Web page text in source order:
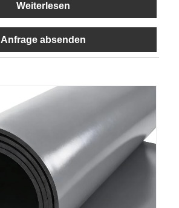
Weiterlesen
Anfrage absenden